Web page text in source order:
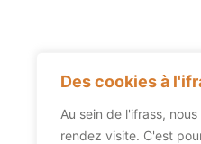
Des cookies à
Au sein de l'ifrass,
rendez visite. C'est